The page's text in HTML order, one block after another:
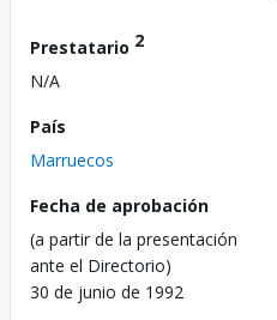
Prestatario 2
N/A
País
Marruecos
Fecha de aprobación
(a partir de la presentación
ante el Directorio)
30 de junio de 1992